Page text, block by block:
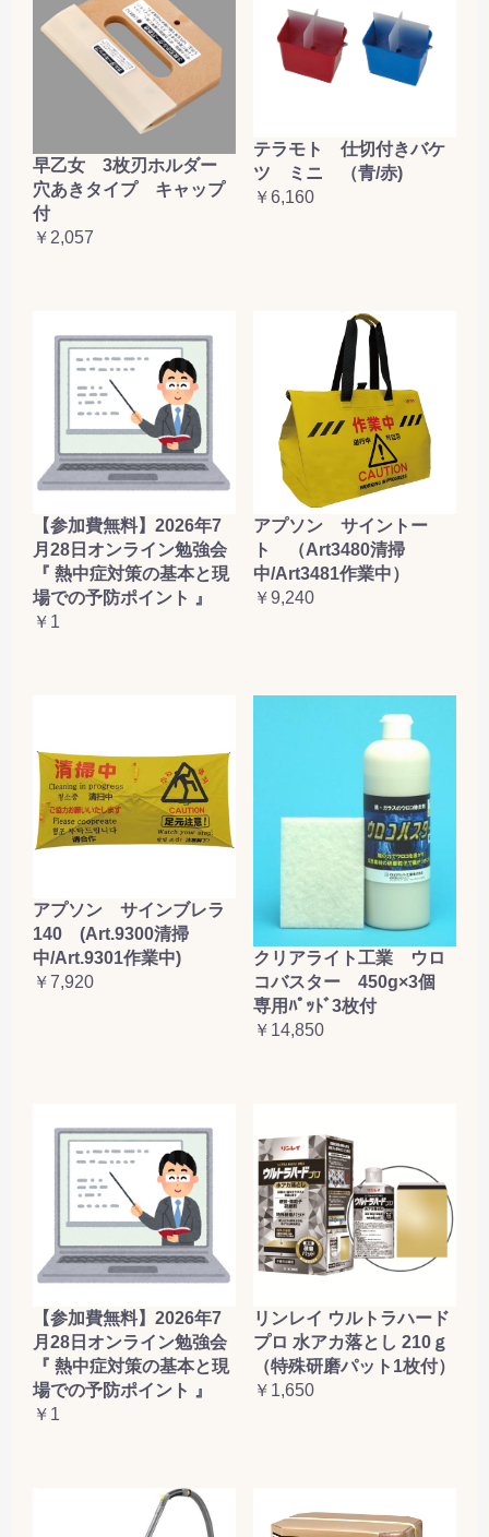
早乙女 3枚刃ホルダー
穴あきタイプ キャップ
付
￥2,057
テラモト 仕切付きバケ
ツ ミニ （青/赤)
￥6,160
【参加費無料】2026年7
月28日オンライン勉強会
『 熱中症対策の基本と現
場での予防ポイント 』
￥1
アプソン サイントー
ト （Art3480清掃
中/Art3481作業中）
￥9,240
アプソン サインブレラ
140 (Art.9300清掃
中/Art.9301作業中)
￥7,920
クリアライト工業 ウロ
コバスター 450g×3個
専用ﾊﾟｯﾄﾞ3枚付
￥14,850
【参加費無料】2026年7
月28日オンライン勉強会
『 熱中症対策の基本と現
場での予防ポイント 』
￥1
リンレイ ウルトラハード
プロ 水アカ落とし 210ｇ
（特殊研磨パット1枚付）
￥1,650